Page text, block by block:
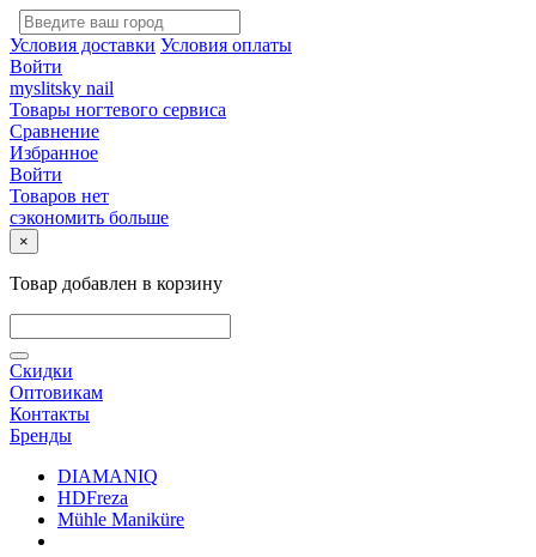
Условия доставки Условия оплаты
Войти
myslitsky nail
Товары ногтевого сервиса
Сравнение
Избранное
Войти
Товаров нет
сэкономить больше
×
Товар добавлен в корзину
Скидки
Оптовикам
Контакты
Бренды
DIAMANIQ
HDFreza
Mühle Maniküre